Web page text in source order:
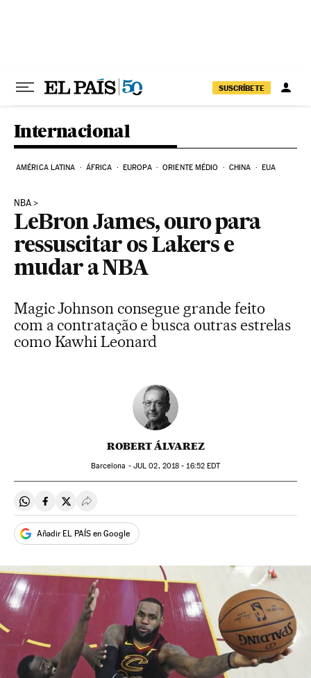
SUSCRÍBETE
Internacional
AMÉRICA LATINA ÁFRICA EUROPA ORIENTE MÉDIO CHINA EUA
NBA
LeBron James, ouro para
ressuscitar os Lakers e
mudar a NBA
Magic Johnson consegue grande feito
com a contratação e busca outras estrelas
como Kawhi Leonard
ROBERT ÁLVAREZ
Barcelona - JUL 02, 2018 - 16:52EDT
Compartir en Whatsapp
Compartir en Facebook
Compartir en Twitter
Desplegar Redes Sociales
Añadir EL PAÍS en Google